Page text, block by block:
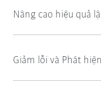
Nâng cao hiệu quả
Giảm lỗi và Phát